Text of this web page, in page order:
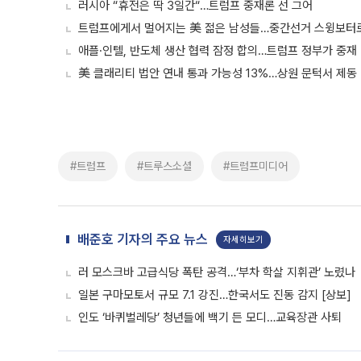
러시아 “휴전은 딱 3일간“…트럼프 중재론 선 그어
트럼프에게서 멀어지는 美 젊은 남성들…중간선거 스윙보터
애플·인텔, 반도체 생산 협력 잠정 합의…트럼프 정부가 중재
美 클래리티 법안 연내 통과 가능성 13%…상원 문턱서 제동
#트럼프 #트루스소셜 #트럼프미디어
배준호 기자의 주요 뉴스 자세히보기
러 모스크바 고급식당 폭탄 공격…‘부차 학살 지휘관’ 노렸나
일본 구마모토서 규모 7.1 강진…한국서도 진동 감지 [상보]
인도 ‘바퀴벌레당’ 청년들에 백기 든 모디…교육장관 사퇴